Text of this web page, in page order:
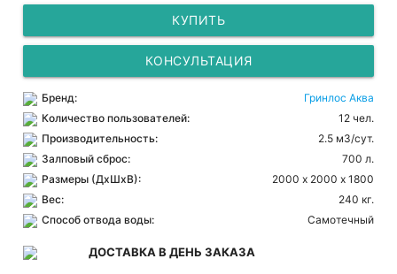
КУПИТЬ
КОНСУЛЬТАЦИЯ
Бренд:
Гринлос Аква
Количество пользователей:
12 чел.
Производительность:
2.5 м3/сут.
Залповый сброс:
700 л.
Размеры (ДхШхВ):
2000 х 2000 х 1800
Вес:
240 кг.
Способ отвода воды:
Самотечный
ДОСТАВКА В ДЕНЬ ЗАКАЗА